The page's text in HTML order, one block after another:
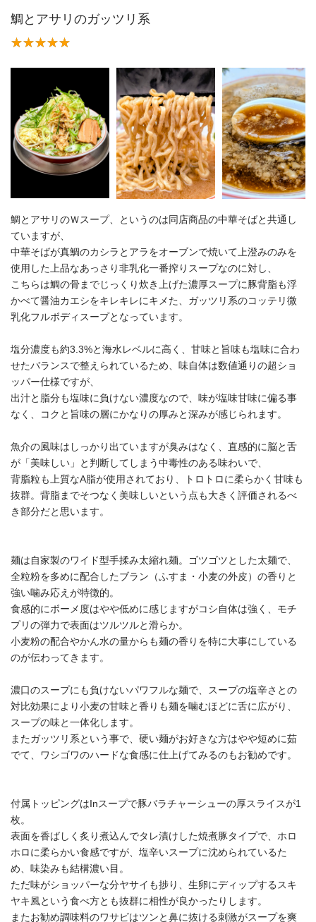
鯛とアサリのガッツリ系
鯛とアサリのＷスープ、というのは同店商品の中華そばと共通し
ていますが、
中華そばが真鯛のカシラとアラをオーブンで焼いて上澄みのみを
使用した上品なあっさり非乳化一番搾りスープなのに対し、
こちらは鯛の骨までじっくり炊き上げた濃厚スープに豚背脂も浮
かべて醤油カエシをキレキレにキメた、ガッツリ系のコッテリ微
乳化フルボディスープとなっています。
塩分濃度も約3.3%と海水レベルに高く、甘味と旨味も塩味に合わ
せたバランスで整えられているため、味自体は数値通りの超ショ
ッパー仕様ですが、
出汁と脂分も塩味に負けない濃度なので、味が塩味甘味に偏る事
なく、コクと旨味の層にかなりの厚みと深みが感じられます。
魚介の風味はしっかり出ていますが臭みはなく、直感的に脳と舌
が「美味しい」と判断してしまう中毒性のある味わいで、
背脂粒も上質なA脂が使用されており、トロトロに柔らかく甘味も
抜群。背脂までそつなく美味しいという点も大きく評価されるべ
き部分だと思います。
麺は自家製のワイド型手揉み太縮れ麺。ゴツゴツとした太麺で、
全粒粉を多めに配合したブラン（ふすま・小麦の外皮）の香りと
強い噛み応えが特徴的。
食感的にボーメ度はやや低めに感じますがコシ自体は強く、モチ
プリの弾力で表面はツルツルと滑らか。
小麦粉の配合やかん水の量からも麺の香りを特に大事にしている
のが伝わってきます。
濃口のスープにも負けないパワフルな麺で、スープの塩辛さとの
対比効果により小麦の甘味と香りも麺を噛むほどに舌に広がり、
スープの味と一体化します。
またガッツリ系という事で、硬い麺がお好きな方はやや短めに茹
でて、ワシゴワのハードな食感に仕上げてみるのもお勧めです。
付属トッピングはInスープで豚バラチャーシューの厚スライスが1
枚。
表面を香ばしく炙り煮込んでタレ漬けした焼煮豚タイプで、ホロ
ホロに柔らかい食感ですが、塩辛いスープに沈められているた
め、味染みも結構濃い目。
ただ味がショッパーな分ヤサイも捗り、生卵にディップするスキ
ヤキ風という食べ方とも抜群に相性が良かったりします。
またお勧め調味料のワサビはツンと鼻に抜ける刺激がスープを爽